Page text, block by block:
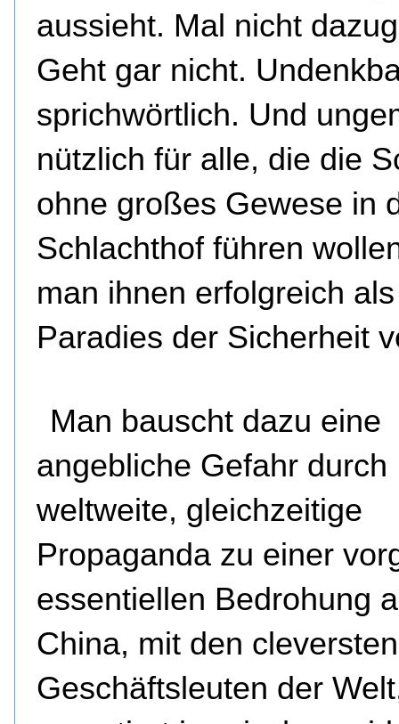
aussieht. Mal nicht
Geht gar nicht.
sprichwörtlich. Und
nützlich für alle, die die
ohne großes Gewese in
Schlachthof führen
man ihnen erfolgreich als
Paradies der Sicherheit
Man bauscht dazu eine
angebliche Gefahr durch
weltweite, gleichzeitige
Propaganda zu einer
essentiellen Bedrohung
China, mit den cleversten
Geschäftsleuten der